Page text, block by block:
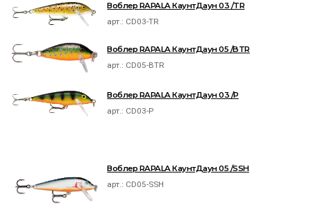
Воблер RAPALA КаунтДаун 03 /TR
арт.: CD03-TR
Воблер RAPALA КаунтДаун 05 /BTR
арт.: CD05-BTR
Воблер RAPALA КаунтДаун 03 /P
арт.: CD03-P
Воблер RAPALA КаунтДаун 05 /SSH
арт.: CD05-SSH